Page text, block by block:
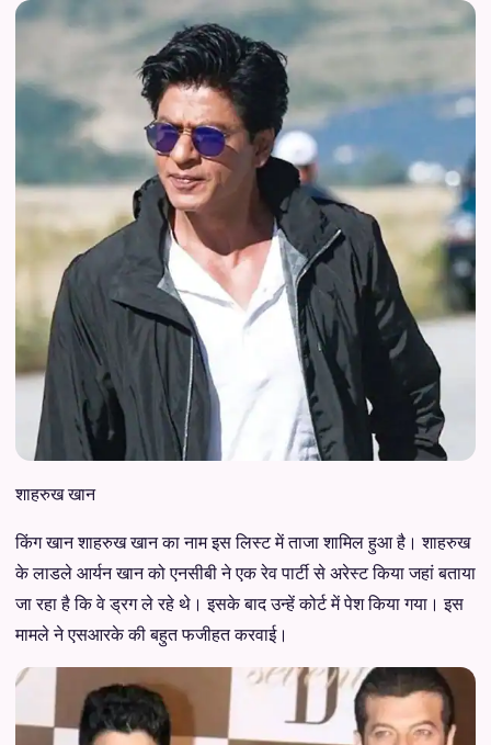
शाहरुख खान
किंग खान शाहरुख खान का नाम इस लिस्ट में ताजा शामिल हुआ है। शाहरुख
के लाडले आर्यन खान को एनसीबी ने एक रेव पार्टी से अरेस्ट किया जहां बताया
जा रहा है कि वे ड्रग ले रहे थे। इसके बाद उन्हें कोर्ट में पेश किया गया। इस
मामले ने एसआरके की बहुत फजीहत करवाई।